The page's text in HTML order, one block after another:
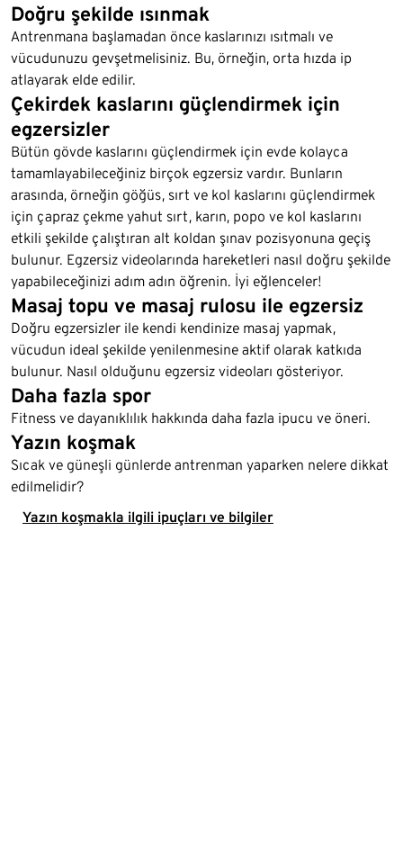
Doğru şekilde ısınmak
Antrenmana başlamadan önce kaslarınızı ısıtmalı ve
vücudunuzu gevşetmelisiniz. Bu, örneğin, orta hızda ip
atlayarak elde edilir.
Çekirdek kaslarını güçlendirmek için
egzersizler
Bütün gövde kaslarını güçlendirmek için evde kolayca
tamamlayabileceğiniz birçok egzersiz vardır. Bunların
arasında, örneğin göğüs, sırt ve kol kaslarını güçlendirmek
için çapraz çekme yahut sırt, karın, popo ve kol kaslarını
etkili şekilde çalıştıran alt koldan şınav pozisyonuna geçiş
bulunur. Egzersiz videolarında hareketleri nasıl doğru şekilde
yapabileceğinizi adım adın öğrenin. İyi eğlenceler!
Masaj topu ve masaj rulosu ile egzersiz
Doğru egzersizler ile kendi kendinize masaj yapmak,
vücudun ideal şekilde yenilenmesine aktif olarak katkıda
bulunur. Nasıl olduğunu egzersiz videoları gösteriyor.
Daha fazla spor
Fitness ve dayanıklılık hakkında daha fazla ipucu ve öneri.
Yazın koşmak
Sıcak ve güneşli günlerde antrenman yaparken nelere dikkat
edilmelidir?
Yazın koşmakla ilgili ipuçları ve bilgiler